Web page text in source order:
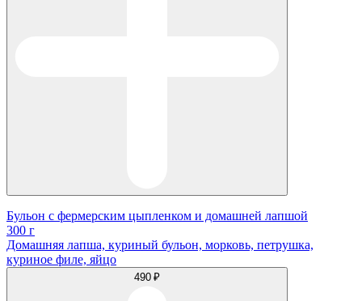
Бульон с фермерским цыпленком и домашней лапшой
300 г
Домашняя лапша, куриный бульон, морковь, петрушка,
куриное филе, яйцо
490 ₽